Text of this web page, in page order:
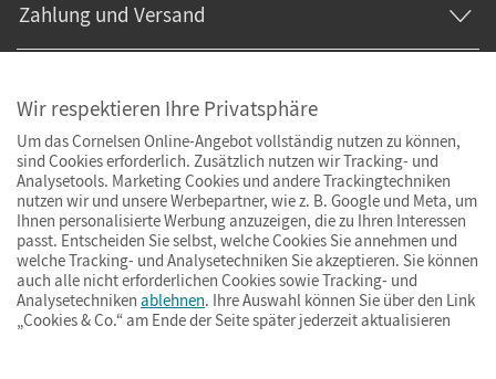
Zahlung und Versand
ImpressumAGBDatenschutzBarrierefreiheitCookies & Co.
Wir respektieren Ihre Privatsphäre
Um das Cornelsen Online-Angebot vollständig nutzen zu können,
sind Cookies erforderlich. Zusätzlich nutzen wir Tracking- und
Analysetools. Marketing Cookies und andere Trackingtechniken
nutzen wir und unsere Werbepartner, wie z. B. Google und Meta, um
Ihnen personalisierte Werbung anzuzeigen, die zu Ihren Interessen
passt. Entscheiden Sie selbst, welche Cookies Sie annehmen und
welche Tracking- und Analysetechniken Sie akzeptieren. Sie können
auch alle nicht erforderlichen Cookies sowie Tracking- und
Analysetechniken ablehnen. Ihre Auswahl können Sie über den Link
„Cookies & Co.“ am Ende der Seite später jederzeit aktualisieren